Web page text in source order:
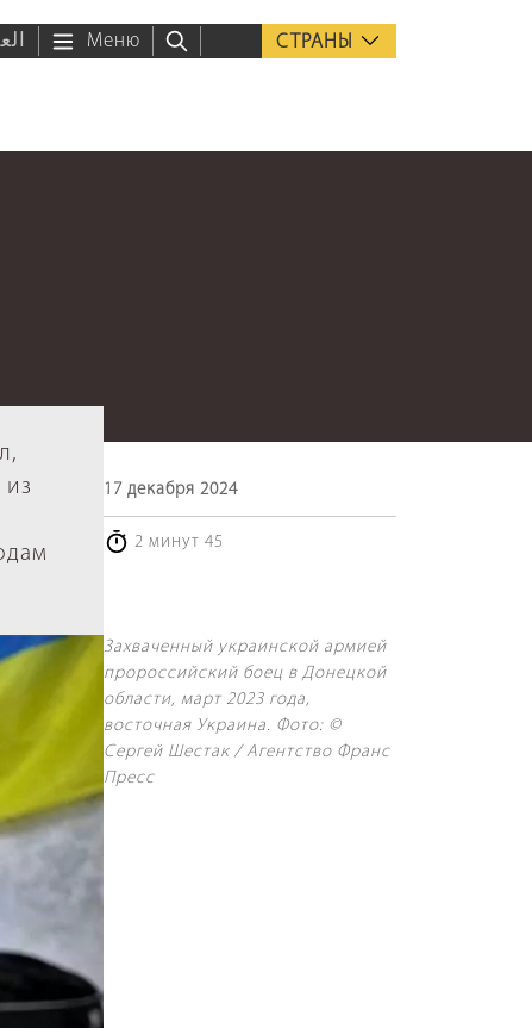
Меню СТРАНЫ
17 декабря 2024
2 минут 45
Захваченный украинской армией
пророссийский боец в Донецкой
области, март 2023 года,
восточная Украина. Фото: ©
Сергей Шестак / Агентство Франс
Пресс